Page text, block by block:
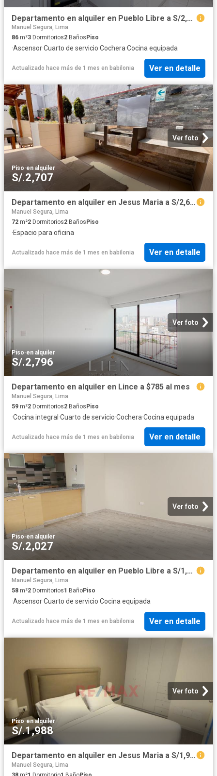
Departamento en alquiler en Pueblo Libre a S/2,300 al mes
Manuel Segura, Lima
86 m²3 Dormitorios2 Baños Piso
·Ascensor·Cuarto de servicio·Cochera·Cocina equipada
Actualizado hace más de 1 mes en babilonia Ver en detalle
Ver foto
Piso·en alquiler
S/.2,707
Departamento en alquiler en Jesus Maria a S/2,600 al mes
Manuel Segura, Lima
72 m²2 Dormitorios2 Baños Piso
·Espacio para oficina
Actualizado hace más de 1 mes en babilonia Ver en detalle
Ver foto
Piso·en alquiler
S/.2,796
Departamento en alquiler en Lince a $785 al mes
Manuel Segura, Lima
59 m²2 Dormitorios2 BañosPiso
·Cocina integral ·Cuarto de servicio·Cochera·Cocina equipada
Actualizado hace más de 1 mes en babilonia Ver en detalle
Ver foto
Piso·en alquiler
S/.2,027
Departamento en alquiler en Pueblo Libre a S/1,900 al mes
Manuel Segura, Lima
58 m²2 Dormitorios1 BañoPiso
·Ascensor·Cuarto de servicio·Cocina equipada
Actualizado hace más de 1 mes en babilonia Ver en detalle
Ver foto
Piso·en alquiler
S/.1,988
Departamento en alquiler en Jesus Maria a S/1,900 al mes
Manuel Segura, Lima